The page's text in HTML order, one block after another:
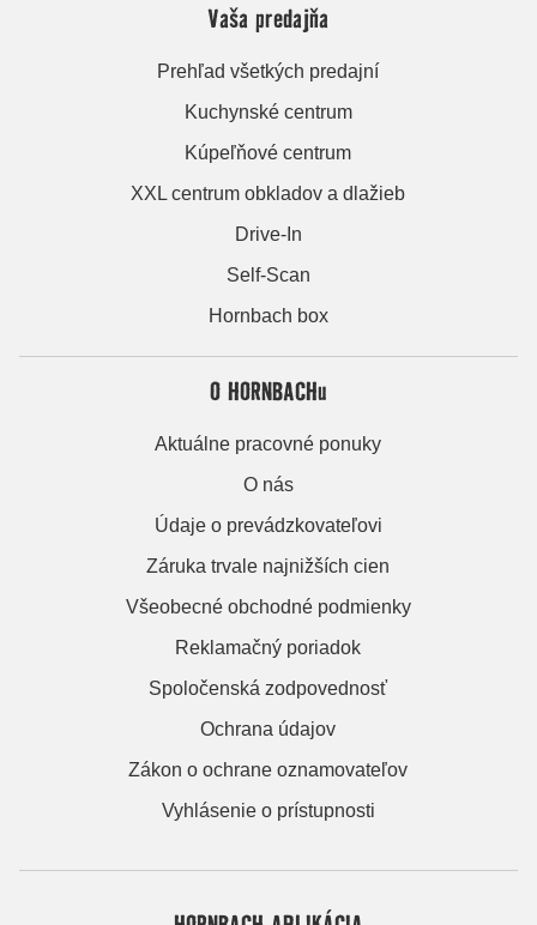
Vaša predajňa
Prehľad všetkých predajní
Kuchynské centrum
Kúpeľňové centrum
XXL centrum obkladov a dlažieb
Drive-In
Self-Scan
Hornbach box
O HORNBACHu
Aktuálne pracovné ponuky
O nás
Údaje o prevádzkovateľovi
Záruka trvale najnižších cien
Všeobecné obchodné podmienky
Reklamačný poriadok
Spoločenská zodpovednosť
Ochrana údajov
Zákon o ochrane oznamovateľov
Vyhlásenie o prístupnosti